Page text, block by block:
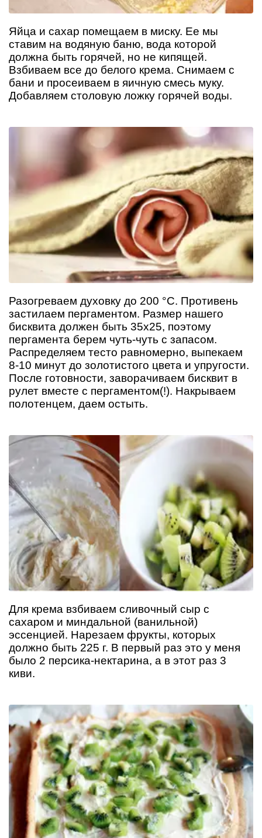
Яйца и сахар помещаем в миску. Ее мы
ставим на водяную баню, вода которой
должна быть горячей, но не кипящей.
Взбиваем все до белого крема. Снимаем с
бани и просеиваем в яичную смесь муку.
Добавляем столовую ложку горячей воды.
Разогреваем духовку до 200 °C. Противень
застилаем пергаментом. Размер нашего
бисквита должен быть 35х25, поэтому
пергамента берем чуть-чуть с запасом.
Распределяем тесто равномерно, выпекаем
8-10 минут до золотистого цвета и упругости.
После готовности, заворачиваем бисквит в
рулет вместе с пергаментом(!). Накрываем
полотенцем, даем остыть.
Для крема взбиваем сливочный сыр с
сахаром и миндальной (ванильной)
эссенцией. Нарезаем фрукты, которых
должно быть 225 г. В первый раз это у меня
было 2 персика-нектарина, а в этот раз 3
киви.